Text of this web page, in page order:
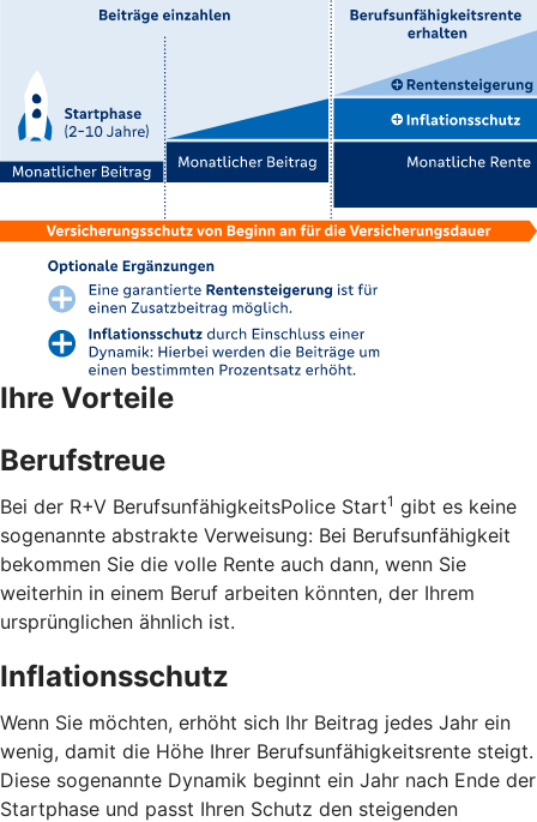
Ihre Vorteile
Berufstreue
Bei der R+V BerufsunfähigkeitsPolice Start1 gibt es keine
sogenannte abstrakte Verweisung: Bei Berufsunfähigkeit
bekommen Sie die volle Rente auch dann, wenn Sie
weiterhin in einem Beruf arbeiten könnten, der Ihrem
ursprünglichen ähnlich ist.
Inflationsschutz
Wenn Sie möchten, erhöht sich Ihr Beitrag jedes Jahr ein
wenig, damit die Höhe Ihrer Berufsunfähigkeitsrente steigt.
Diese sogenannte Dynamik beginnt ein Jahr nach Ende der
Startphase und passt Ihren Schutz den steigenden